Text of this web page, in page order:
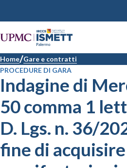
Home Gare e contratti
PROCEDURE DI GARA
Indagine di
50 comma 1
D. Lgs. n. 36/
fine di acquisire